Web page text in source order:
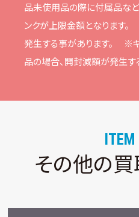
品未使⽤品の際に付属品な
ンクが上限⾦額となります。
発⽣する事があります。
※
品の場合、開封減額が発⽣す
その他の